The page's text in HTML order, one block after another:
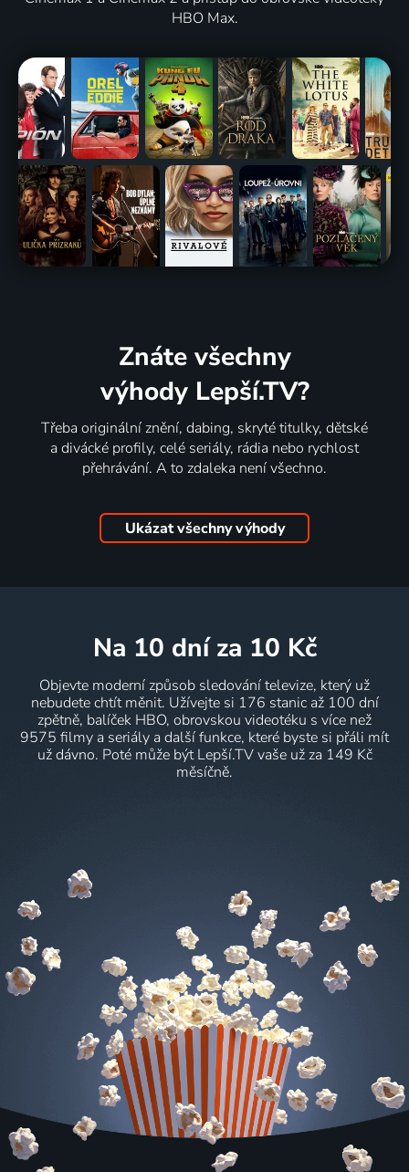
HBO Max.
Znáte všechny
výhody Lepší.TV?
Třeba originální znění, dabing, skryté titulky, dětské
a divácké profily, celé seriály, rádia nebo rychlost
přehrávání. A to zdaleka není všechno.
Ukázat všechny výhody
na 10 dní za 10 Kč
Objevte moderní způsob sledování televize, který už
nebudete chtít měnit. Užívejte si 176 stanic až 100 dní
zpětně, balíček HBO, obrovskou videotéku s více než
9575 filmy a seriály a další funkce, které byste si přáli mít
už dávno. Poté může být Lepší.TV vaše už za 149 Kč
měsíčně.